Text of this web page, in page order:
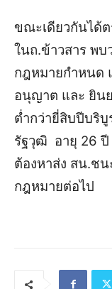
ขณะเดียวกันได้
ในถ.ข้าวสาร พบ
กฎหมายกำหนด
อนุญาต และ ยิน
ต่ำกว่ายี่สิบปีบริ
รัฐวุฒิ อายุ 26 ปี
ต้องหาส่ง สน.ชน
กฎหมายต่อไป